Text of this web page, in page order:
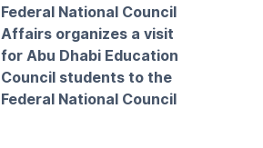
Federal National Council
Affairs organizes a visit
for Abu Dhabi Education
Council students to the
Federal National Council